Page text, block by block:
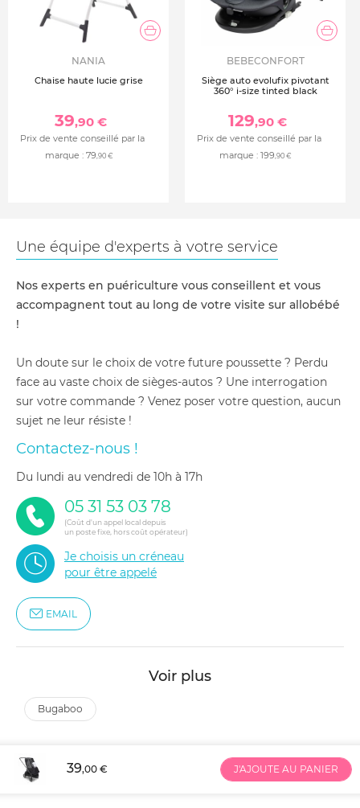
NANIA
Chaise haute lucie grise
39,90 €
Prix de vente conseillé par la
marque : 79,90 €
BEBECONFORT
Siège auto evolufix pivotant
360° i-size tinted black
129,90 €
Prix de vente conseillé par la
marque : 199,90 €
Une équipe d'experts à votre service
Nos experts en puériculture vous conseillent et vous
accompagnent tout au long de votre visite sur allobébé
!
Un doute sur le choix de votre future poussette ? Perdu
face au vaste choix de sièges-autos ? Une interrogation
sur votre commande ? Venez poser votre question, aucun
sujet ne leur résiste !
Contactez-nous !
du lundi au vendredi de 10h à 17h
05 31 53 03 78
(Coût d'un appel local depuis
un poste fixe, hors coût opérateur)
Je choisis un créneau
pour être appelé
EMAIL
Voir plus
bugaboo
39,00 € J'AJOUTE AU PANIER